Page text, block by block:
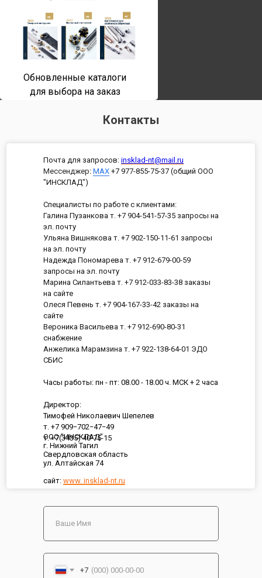
Обновленные каталоги
для выбора на заказ
Контакты
ООО "ИНСКЛАД"
г. Нижний Тагил
Свердловская область
ул. Алтайская 74
сайт: www. insklad-nt.ru
Почта для запросов: insklad-nt@mail.ru
Мессенджер: MAX +7 977-855-75-37 (общий ООО
"ИНСКЛАД")
Специалисты по работе с клиентами:
Галина Пузанкова т. +7 904-541-57-35 запросы на
эл. почту
Ульяна Вишнякова т. +7 902-150-11-61 запросы
на эл. почту
Надежда Пономарева т. +7 912-679-00-59
запросы на эл. почту
Марина Силантьева т. +7 912-033-83-38 заказы
на сайте
Олеся Певень т. +7 904-167-33-42 заказы на
сайте
Вероника Васильева т. +7 912-690-80-31
снабжение
Анжелика Марамзина т. +7 922-138-64-01 ЭДО
СБИС
Часы работы: пн - пт: 08.00 - 18.00 ч. МСК + 2 часа
Директор:
Тимофей Николаевич Шепелев
т. +7 909−702−47−49
т. +7(3435) 40-75-15
+7